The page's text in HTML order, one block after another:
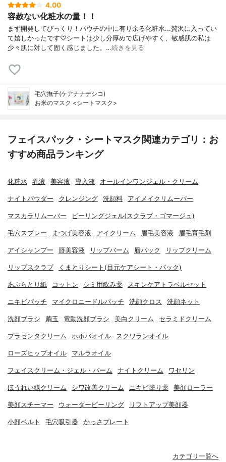
4.00
容赦ない化粧水の量！！
まず開発してびっくり！パウチの中に有り余る化粧水...贅沢に入ってい
て嬉しかったです♡シートは少し分厚めで広げやすく、敏感肌の私は
少々肌に対して固く感じました。…続きを見る
毛穴撫子(ケアナナデシコ)
お米のマスク <シートマスク>
フェイスパック・シートマスク関連カテゴリ：お
すすめ商品ランキング
化粧水 乳液 美容液 導入液 オールインワンジェル・クリーム
ナイトパウダー クレンジング 洗顔料 アイメイクリムーバー
マスカラリムーバー ピーリングジェル(スクラブ・ゴマージュ)
毛穴スプレー まつげ美容液 アイクリーム 眉毛美容液 眉毛育毛剤
アイシャンプー 唇美容液 リップバーム 唇パック リップクリーム
リップスクラブ くまとりシート(目元ケアシート・パック)
あぶらとり紙 コットン シミ用飲み薬 スキンケアトラベルセット
ニキビパッチ マイクロニードルパッチ 洗顔クロス 洗顔ネット
洗顔ブラシ 繭玉 電動洗顔ブラシ 美白クリーム セラミドクリーム
プラセンタクリーム ホホバオイル スクワランオイル
ローズヒップオイル マルラオイル
フェイスクリーム・ジェル・バーム ナイトクリーム ワセリン
ほうれい線クリーム シワ改善クリーム ニキビ塗り薬 美顔ローラー
美顔スチーマー ウォーターピーリング リフトアップ美顔器
小顔ベルト 毛穴吸引器 かっさプレート
カテゴリ一覧へ